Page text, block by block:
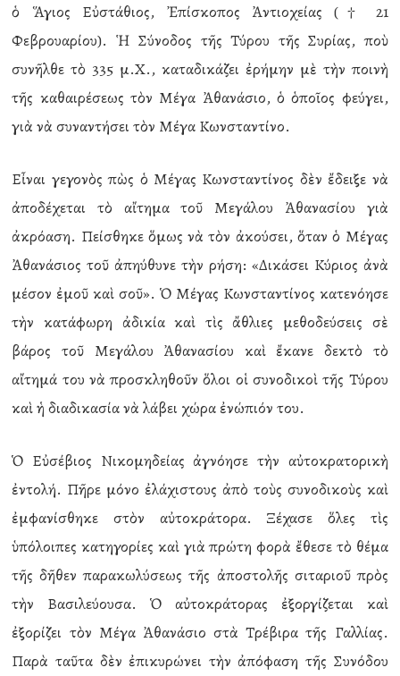
ὁ Ἅγιος Εὐστάθιος, Ἐπίσκοπος Ἀντιοχείας († 21
Φεβρουαρίου). Ἡ Σύνοδος τῆς Τύρου τῆς Συρίας, ποὺ
συνῆλθε τὸ 335 μ.Χ., καταδικάζει ἐρήμην μὲ τὴν ποινὴ
τῆς καθαιρέσεως τὸν Μέγα Ἀθανάσιο, ὁ ὁποῖος φεύγει,
γιὰ νὰ συναντήσει τὸν Μέγα Κωνσταντίνο.
Εἶναι γεγονὸς πὼς ὁ Μέγας Κωνσταντίνος δὲν ἔδειξε νὰ
ἀποδέχεται τὸ αἴτημα τοῦ Μεγάλου Ἀθανασίου γιὰ
ἀκρόαση. Πείσθηκε ὅμως νὰ τὸν ἀκούσει, ὅταν ὁ Μέγας
Ἀθανάσιος τοῦ ἀπηύθυνε τὴν ρήση: «Δικάσει Κύριος ἀνὰ
μέσον ἐμοῦ καὶ σοῦ». Ὁ Μέγας Κωνσταντίνος κατενόησε
τὴν κατάφωρη ἀδικία καὶ τὶς ἄθλιες μεθοδεύσεις σὲ
βάρος τοῦ Μεγάλου Ἀθανασίου καὶ ἔκανε δεκτὸ τὸ
αἴτημά του νὰ προσκληθοῦν ὅλοι οἱ συνοδικοὶ τῆς Τύρου
καὶ ἡ διαδικασία νὰ λάβει χώρα ἐνώπιόν του.
Ὁ Εὐσέβιος Νικομηδείας ἀγνόησε τὴν αὐτοκρατορικὴ
ἐντολή. Πῆρε μόνο ἐλάχιστους ἀπὸ τοὺς συνοδικοὺς καὶ
ἐμφανίσθηκε στὸν αὐτοκράτορα. Ξέχασε ὅλες τὶς
ὑπόλοιπες κατηγορίες καὶ γιὰ πρώτη φορὰ ἔθεσε τὸ θέμα
τῆς δῆθεν παρακωλύσεως τῆς ἀποστολῆς σιταριοῦ πρὸς
τὴν Βασιλεύουσα. Ὁ αὐτοκράτορας ἐξοργίζεται καὶ
ἐξορίζει τὸν Μέγα Ἀθανάσιο στὰ Τρέβιρα τῆς Γαλλίας.
Παρὰ ταῦτα δὲν ἐπικυρώνει τὴν ἀπόφαση τῆς Συνόδου